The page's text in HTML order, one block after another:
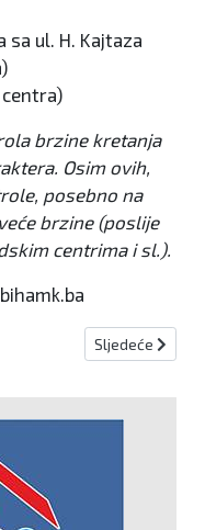
sa ul. H. Kajtaza
centra)
brzine kretanja
Osim ovih,
posebno na
brzine (poslije
centrima i sl.).
susnježicom i snijegom
Sljedeći
Sljedeće